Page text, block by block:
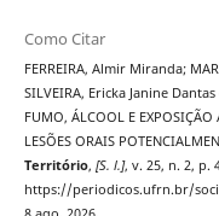
Como Citar
FERREIRA, Almir Miranda;
SILVEIRA, Ericka Janine
FUMO, ÁLCOOL E EXPOSIÇÃO
LESÕES ORAIS
Território, [S. l.], v. 25, n. 2, p.
https://periodicos.ufrn.br/